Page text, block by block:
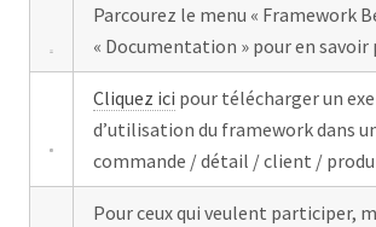
Parcourez le menu « Framework
« Documentation » pour en savoir
Cliquez ici pour télécharger un
d’utilisation du framework dans
commande / détail / client /
Pour ceux qui veulent participer,